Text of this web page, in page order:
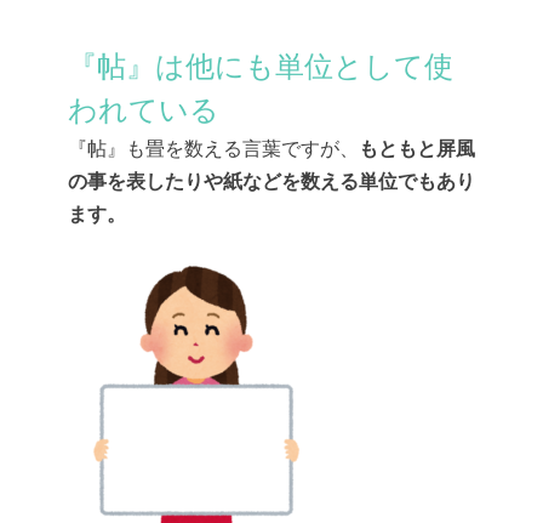
『帖』は他にも単位として使
われている
『帖』も畳を数える言葉ですが、
もともと屏風
の事を表したりや紙などを数える単位でもあり
ます。